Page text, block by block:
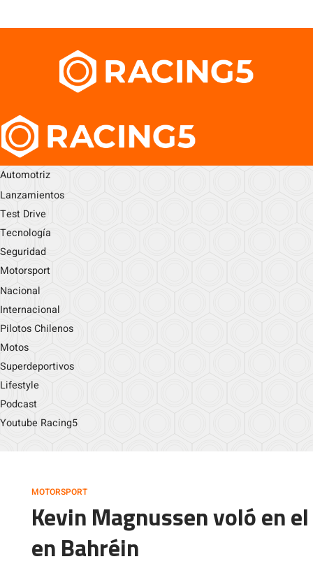
Automotriz
Lanzamientos
Test Drive
Tecnología
Seguridad
Motorsport
Nacional
Internacional
Pilotos Chilenos
Motos
Superdeportivos
Lifestyle
Podcast
Youtube Racing5
MOTORSPORT
Kevin Magnussen voló en
en Bahréin